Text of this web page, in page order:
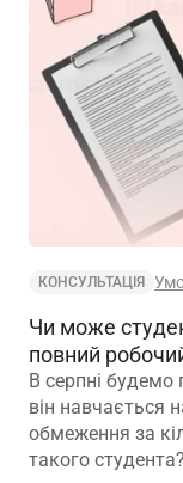
КОНСУЛЬТАЦІЯ
Чи може
повний
В серпні будемо
він навчається
обмеження за
такого студента?